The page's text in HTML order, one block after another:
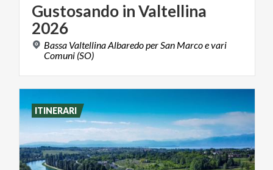
Gustosando inValtellina
2026
Bassa Valtellina Albaredo per San Marco e vari
Comuni (SO)
ITINERARI